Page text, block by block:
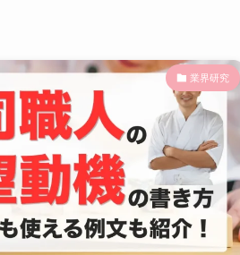
業界研究